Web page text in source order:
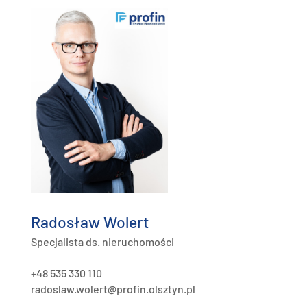
Radosław Wolert
Specjalista ds. nieruchomości
+48 535 330 110
radoslaw.wolert@profin.olsztyn.pl